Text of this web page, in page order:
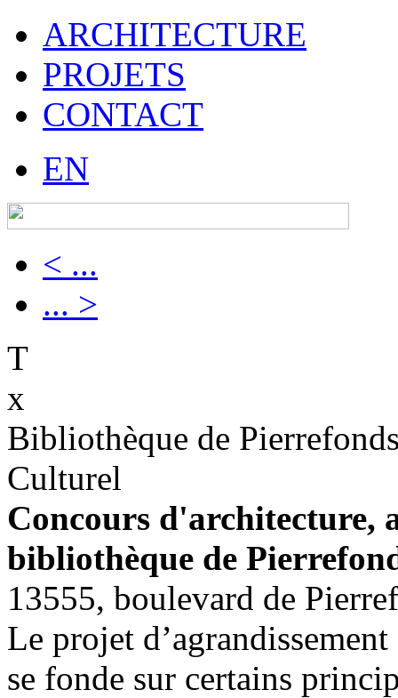
ARCHITECTURE
PROJETS
CONTACT
EN
< ...
... >
T
x
Bibliothèque de
Culturel
Concours d'architecture,
bibliothèque de
13555, boulevard de
Le projet
se fonde sur certains